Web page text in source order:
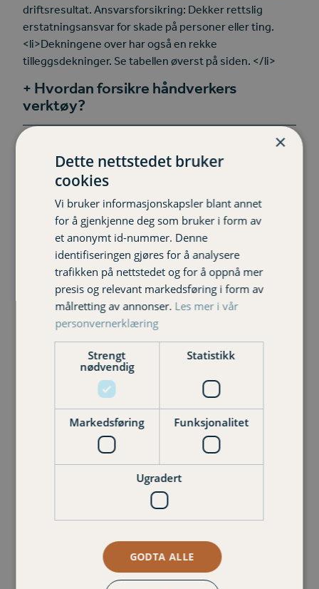
driftsresultat. Ansvarsforsikring: Dekker rettslig
erstatningsansvar for skade på personer eller ting.
<li>Dekningene over har også en rekke
tilleggsdekninger. Se tabellen øverst på siden. </li>
Hvordan forsikre håndverkers
verktøy?
Hvilke krav stilles til sikring av verktøy
Hva skal være med når jeg skal
bestemme forsikringssum for
bedriftens eiendeler?
Dekker forsikringen glasskader i
bedriftens lokaler?
Relaterte forsikringer
Huseierforsikring næringsbygg
Huseierforsikring bolig
×
Dette nettstedet bruker
cookies
Vi bruker informasjonskapsler blant annet
for å gjenkjenne deg som bruker i form av
et anonymt id-nummer. Denne
identifiseringen gjøres for å analysere
trafikken på nettstedet og for å oppnå mer
presis og relevant markedsføring i form av
målretting av annonser. Les mer i vår
personvernerklæring
Strengt
nødvendig
Statistikk
Markedsføring Funksjonalitet
Ugradert
GODTA ALLE